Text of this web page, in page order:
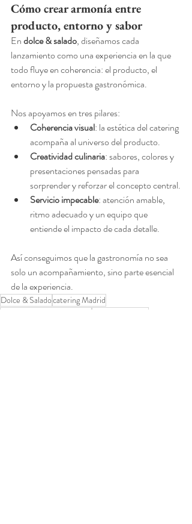
Cómo crear armonía entre
producto, entorno y sabor
En dolce & salado, diseñamos cada
lanzamiento como una experiencia en la que
todo fluye en coherencia: el producto, el
entorno y la propuesta gastronómica.
Nos apoyamos en tres pilares:
Coherencia visual: la estética del catering
acompaña al universo del producto.
Creatividad culinaria: sabores, colores y
presentaciones pensadas para
sorprender y reforzar el concepto central.
Servicio impecable: atención amable,
ritmo adecuado y un equipo que
entiende el impacto de cada detalle.
Así conseguimos que la gastronomía no sea
solo un acompañamiento, sino parte esencial
de la experiencia.
Dolce & Saladocatering Madrid